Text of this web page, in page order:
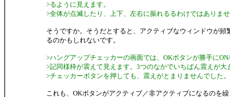
>るように見えます。
>全体が点滅したり、上下、左右に振れるるわけではありま
そうですか。そうだとすると、アクティブなウィンドウが頻
るのかもしれないです。
>ハングアップチェッカーの画面では、OKボタンが勝手に
>記同様枠が震えて見えます。3つのなかでいちばん震えが大
>チェッカーボタンを押しても、震えがとまりませんでした。
これも、OKボタンがアクティブ／非アクティブになるのを